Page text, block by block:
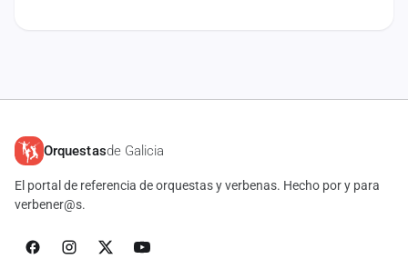
Orquestasde Galicia
El portal de referencia de orquestas y verbenas. Hecho por y para
verbener@s.
Administración
Contacto